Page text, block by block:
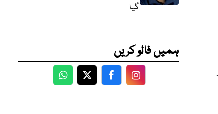
گیا
ہمیں فالو کریں
WhatsApp
TwitterFacebookFacebook